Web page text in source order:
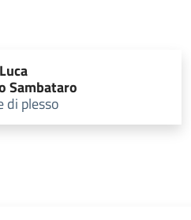
Sambataro
Sambataro
di plesso